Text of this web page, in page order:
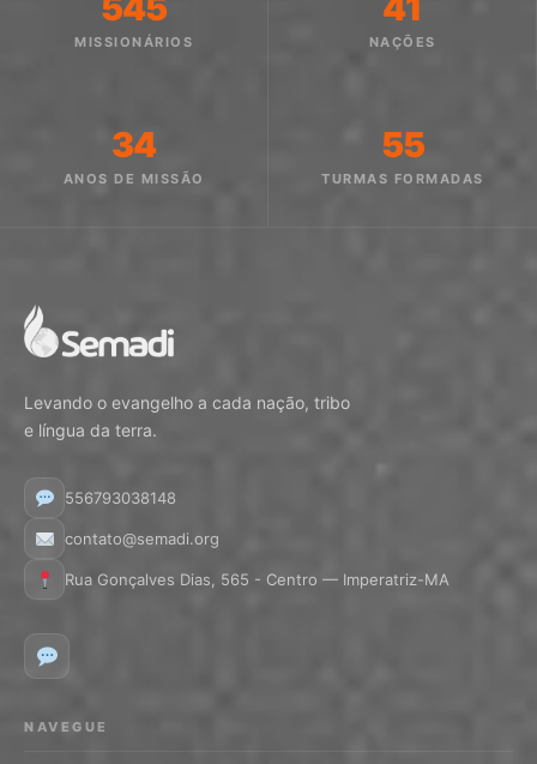
MISSIONÁRIOS NAÇÕES
34
ANOS DE MISSÃO
55
TURMAS FORMADAS
Levando o evangelho a cada nação, tribo
e língua da terra.
556793038148
contato@semadi.org
Rua Gonçalves Dias, 565 - Centro — Imperatriz-MA
NAVEGUE